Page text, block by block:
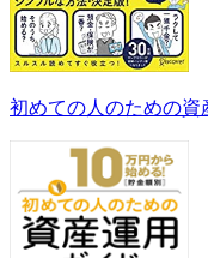
初めての人のための資